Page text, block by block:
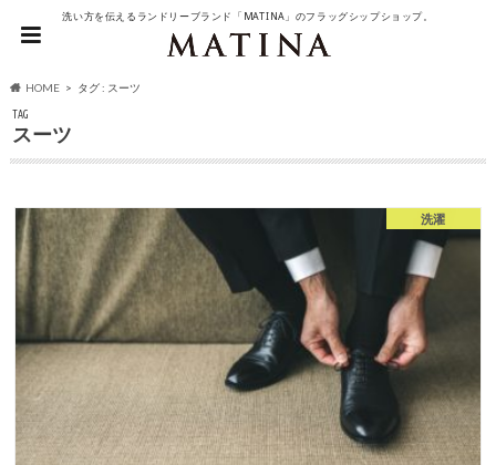
洗い方を伝えるランドリーブランド「MATINA」のフラッグシップショップ。
HOME タグ : スーツ
TAG
スーツ
洗濯